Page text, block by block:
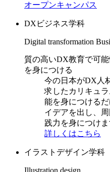
オープンキャンパス
DXビジネス学科
Digital transformation
質の高いDX教育で可
を身につける
今の日本がDX人
求したカリキュ
能を身につける
イデアを出し、
践力を身につけま
詳しくはこちら
イラストデザイン学科
Illustration design